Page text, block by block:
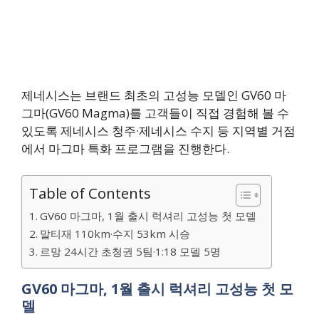
제네시스는 브랜드 최초의 고성능 모델인 GV60 마
그마(GV60 Magma)를 고객들이 직접 경험해 볼 수
있도록 제네시스 청주·제네시스 수지 등 지역별 거점
에서 마그마 특화 프로그램을 진행한다.
Table of Contents
GV60 마그마, 1월 출시 럭셔리 고성능 첫 모델
말티재 110km·수지 53km 시승
르망 24시간 초청권 5팀·1:18 모델 5명
GV60 마그마, 1월 출시 럭셔리 고성능 첫 모
델